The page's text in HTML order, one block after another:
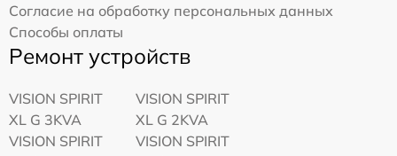
Согласие на обработку персональных данных
Способы оплаты
Ремонт устройств
VISION SPIRIT
XL G 3KVA
VISION SPIRIT
XL G 2KVA
VISION SPIRIT
VISION SPIRIT